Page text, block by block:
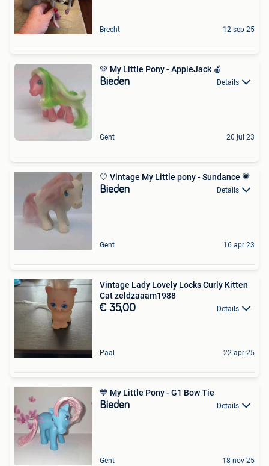
Brecht 12 sep 25
💚 My Little Pony - AppleJack 🍎
Bieden Details
Gent 20 jul 23
🤍 Vintage My Little pony - Sundance 💗
Bieden Details
Gent 16 apr 23
Vintage Lady Lovely Locks Curly Kitten
Cat zeldzaaam1988
€ 35,00 Details
Paal 22 apr 25
💙 My Little Pony - G1 Bow Tie
Bieden Details
Gent 18 nov 25